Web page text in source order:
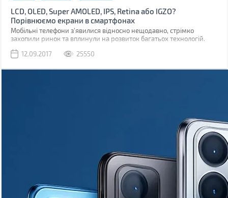
LCD, OLED, Super AMOLED, IPS, Retina або IGZO?
Порівнюємо екрани в смартфонах
Мобільні телефони з'явилися відносно нещодавно, стрімко
захопили ринок та вплинули на розвиток багатьох технологій.
12.09.2017
25550